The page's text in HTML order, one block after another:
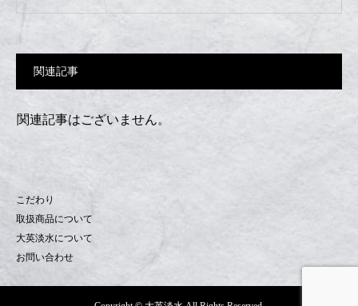
関連記事
関連記事はございません。
こだわり
取扱商品について
大英淡水について
お問い合わせ